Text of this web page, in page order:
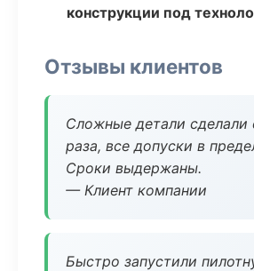
конструкции под
Отзывы клиентов
Сложные детали сделали
раза, все допуски в
Сроки выдержаны.
— Клиент компании
Быстро запустили